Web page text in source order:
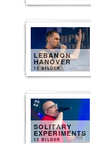
LEBANON
HANOVER
12 BILDER
SOLITARY
EXPERIMENTS
12 BILDER